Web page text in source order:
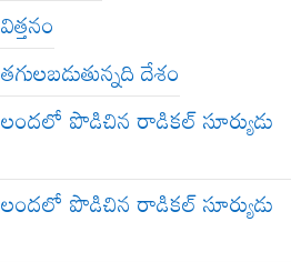
విత్తనం
తగులబడుతున్నది దేశం
లందలో పొడిచిన రాడికల్ సూర్యుడు
లందలో పొడిచిన రాడికల్ సూర్యుడు